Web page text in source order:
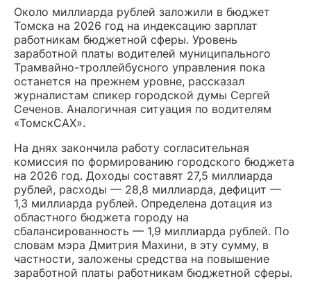
Около миллиарда рублей заложили в бюджет
Томска на 2026 год на индексацию зарплат
работникам бюджетной сферы. Уровень
заработной платы водителей муниципального
Трамвайно-троллейбусного управления пока
останется на прежнем уровне, рассказал
журналистам спикер городской думы Сергей
Сеченов. Аналогичная ситуация по водителям
«ТомскСАХ».
На днях закончила работу согласительная
комиссия по формированию городского бюджета
на 2026 год. Доходы составят 27,5 миллиарда
рублей, расходы — 28,8 миллиарда, дефицит —
1,3 миллиарда рублей. Определена дотация из
областного бюджета городу на
сбалансированность — 1,9 миллиарда рублей. По
словам мэра Дмитрия Махини, в эту сумму, в
частности, заложены средства на повышение
заработной платы работникам бюджетной сферы.